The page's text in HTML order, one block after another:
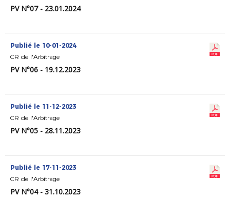
PV N°07 - 23.01.2024
Publié le 10-01-2024
CR de l'Arbitrage
PV N°06 - 19.12.2023
Publié le 11-12-2023
CR de l'Arbitrage
PV N°05 - 28.11.2023
Publié le 17-11-2023
CR de l'Arbitrage
PV N°04 - 31.10.2023